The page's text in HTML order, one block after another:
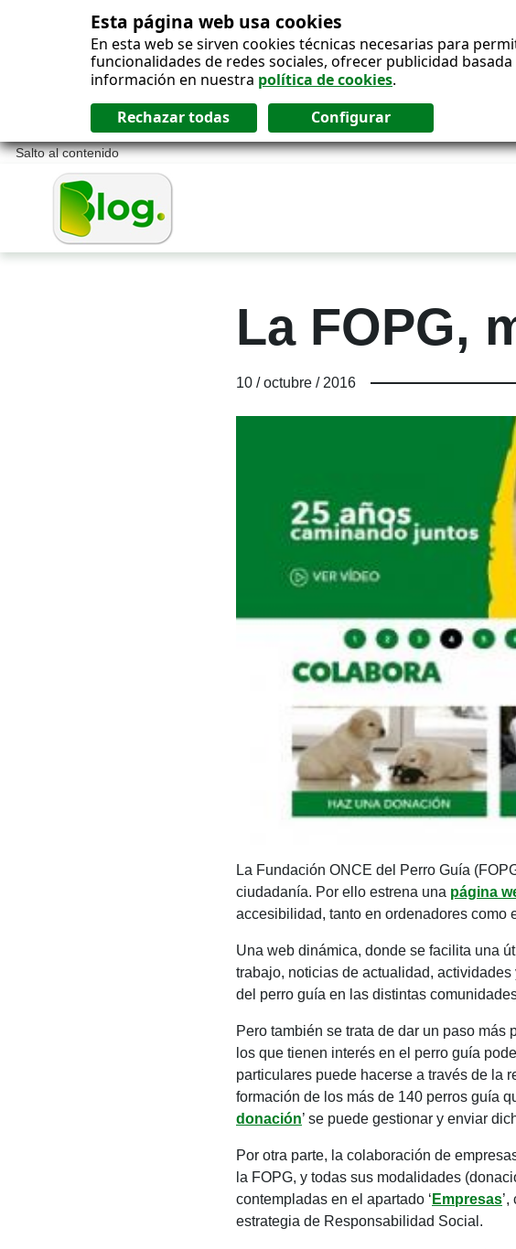
Esta página web usa cookies
En esta web se sirven cookies técnicas necesarias para
funcionalidades de redes sociales, ofrecer publicidad
información en nuestra política de cookies.
Salto al contenido
La FOPG,
10 / octubre / 2016
La Fundación ONCE del Perro Guía
ciudadanía. Por ello estrena una página
accesibilidad, tanto en ordenadores como
Una web dinámica, donde se facilita una
trabajo, noticias de actualidad,
del perro guía en las distintas
Pero también se trata de dar un paso
los que tienen interés en el perro guía
particulares puede hacerse a través de la
formación de los más de 140 perros guía
donación’ se puede gestionar y enviar
Por otra parte, la colaboración de
la FOPG, y todas sus modalidades
contempladas en el apartado ‘ Empresas
estrategia de Responsabilidad Social.